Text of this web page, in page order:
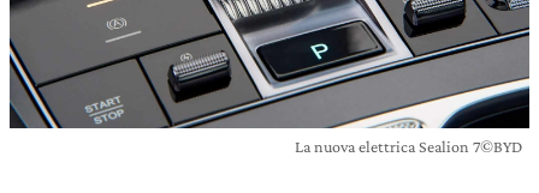
La nuova elettrica Sealion 7©BYD